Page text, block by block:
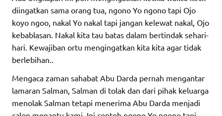
diingatkan sama orang tua, ngono Yo ngono tapi Ojo
koyo ngoo, nakal Yo nakal tapi jangan kelewat nakal, Ojo
kebablasan. Nakal kita tau batas dalam bertindak sehari-
hari. Kewajiban ortu mengingatkan kita kita agar tidak
berlebihan..
Mengaca zaman sahabat Abu Darda pernah mengantar
lamaran Salman, Salman di tolak dan dari pihak keluarga
menolak Salman tetapi menerima Abu Darda menjadi